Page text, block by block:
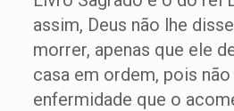
assim, Deus não lhe
morrer, apenas que ele
casa em ordem, pois
enfermidade que o